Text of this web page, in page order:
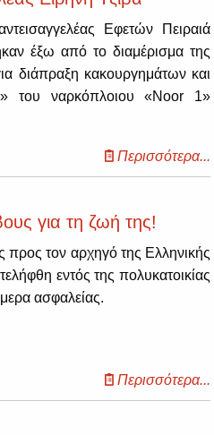
Εφετών Πειραιά
έξω από το διαμέρισμα της
διάπραξη κακουργημάτων και
του ναρκόπλοιου «Noor 1»
Περισσότερα...
για τη ζωή της!
προς τον αρχηγό της Ελληνικής
εντός της πολυκατοικίας
ασφαλείας.
Περισσότερα...